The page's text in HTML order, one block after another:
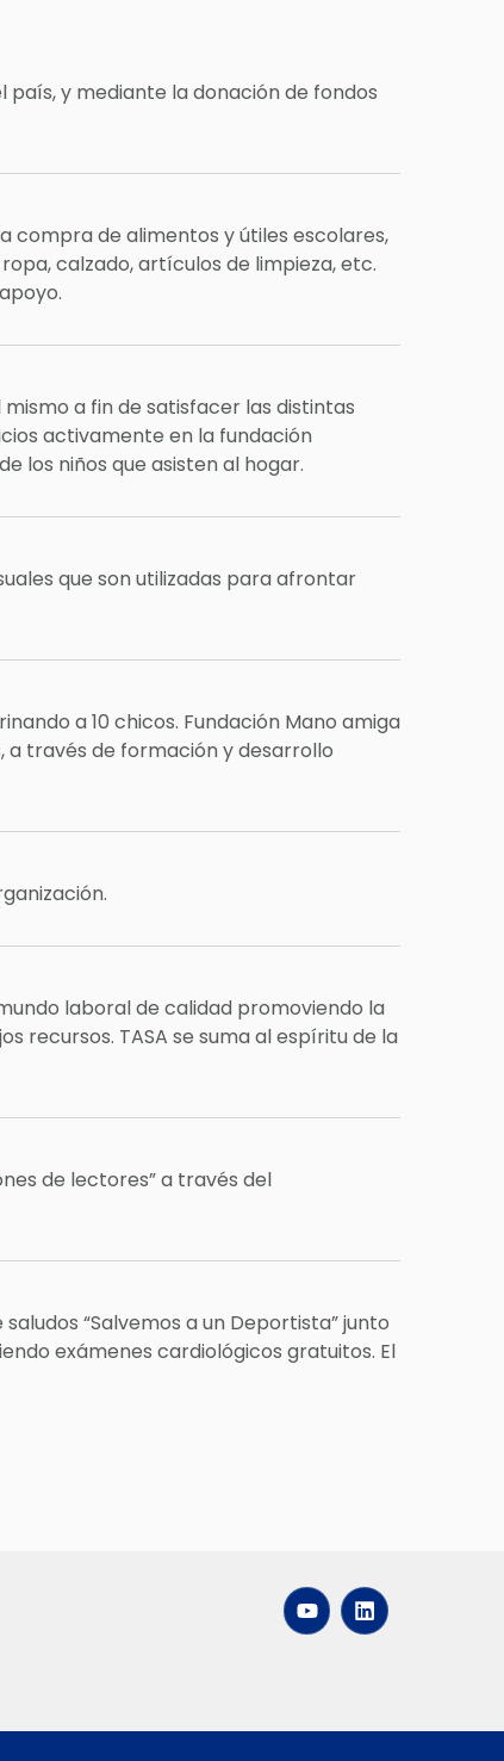
y mediante la donación de fondos
compra de alimentos y útiles escolares,
calzado, artículos de limpieza, etc.
a fin de satisfacer las distintas
activamente en la fundación
los niños que asisten al hogar.
que son utilizadas para afrontar
a 10 chicos. Fundación Mano amiga
a través de formación y desarrollo
laboral de calidad promoviendo la
recursos. TASA se suma al espíritu de la
de lectores” a través del
“Salvemos a un Deportista” junto
exámenes cardiológicos gratuitos. El